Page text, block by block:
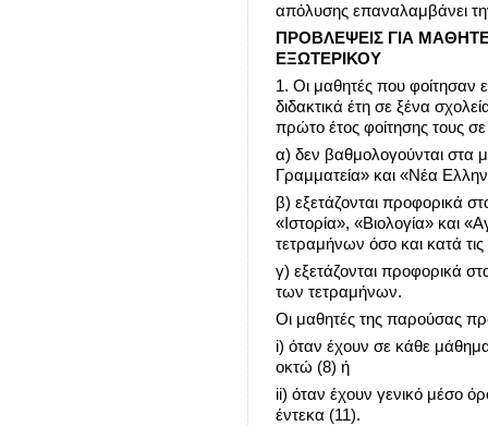
απόλυσης επαναλαμβάνει
ΠΡΟΒΛΕΨΕΙΣ ΓΙΑ
ΕΞΩΤΕΡΙΚΟΥ
1. Οι μαθητές που φοίτησαν
διδακτικά έτη σε ξένα
πρώτο έτος φοίτησης τους
α) δεν βαθμολογούνται στα
Γραμματεία» και «Νέα
β) εξετάζονται προφορικά
«Ιστορία», «Βιολογία» και
τετραμήνων όσο και κατά
γ) εξετάζονται προφορικά
των τετραμήνων.
Οι μαθητές της παρούσας
i) όταν έχουν σε κάθε
οκτώ (8) ή
ii) όταν έχουν γενικό μέσο
έντεκα (11).